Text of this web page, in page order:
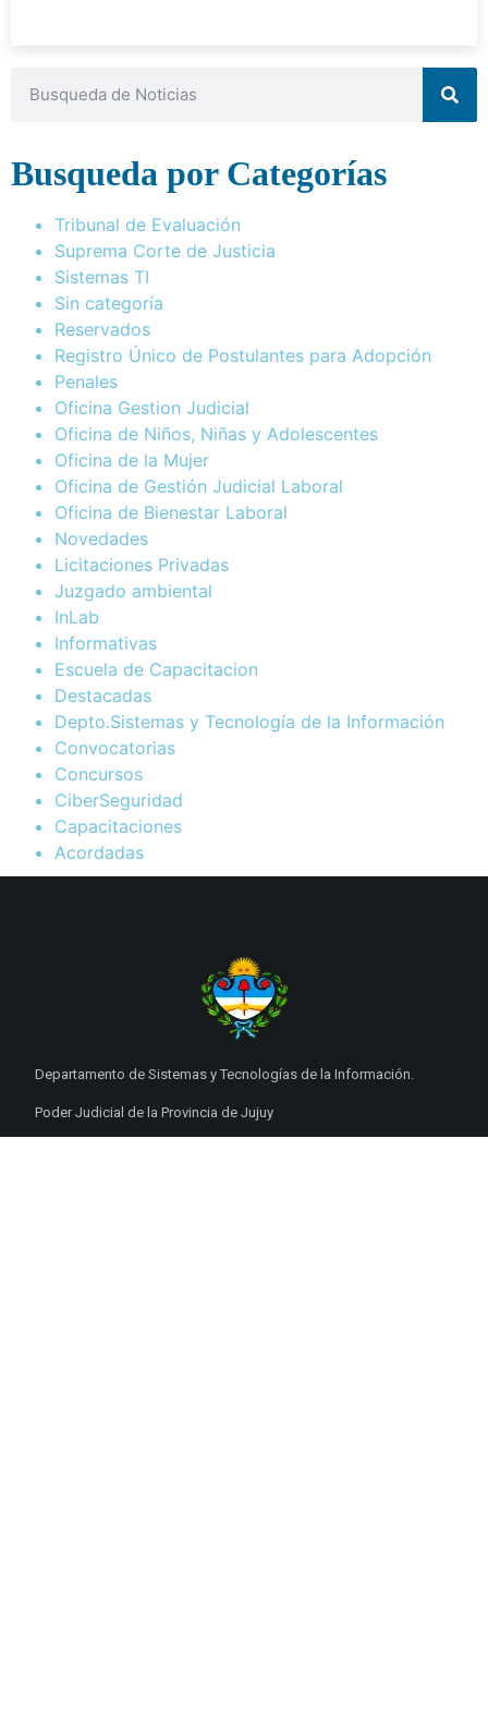
Busqueda por Categorías
Tribunal de Evaluación
Suprema Corte de Justicia
Sistemas TI
Sin categoría
Reservados
Registro Único de Postulantes para Adopción
Penales
Oficina Gestion Judicial
Oficina de Niños, Niñas y Adolescentes
Oficina de la Mujer
Oficina de Gestión Judicial Laboral
Oficina de Bienestar Laboral
Novedades
Licitaciones Privadas
Juzgado ambiental
InLab
Informativas
Escuela de Capacitacion
Destacadas
Depto.Sistemas y Tecnología de la Información
Convocatorias
Concursos
CiberSeguridad
Capacitaciones
Acordadas
Departamento de Sistemas y Tecnologías de la Información.
Poder Judicial de la Provincia de Jujuy